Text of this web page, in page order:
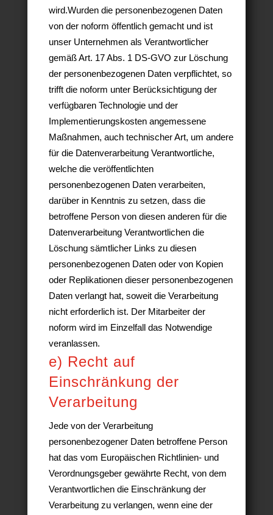
wird.Wurden die personenbezogenen Daten
von der noform öffentlich gemacht und ist
unser Unternehmen als Verantwortlicher
gemäß Art. 17 Abs. 1 DS-GVO zur Löschung
der personenbezogenen Daten verpflichtet, so
trifft die noform unter Berücksichtigung der
verfügbaren Technologie und der
Implementierungskosten angemessene
Maßnahmen, auch technischer Art, um andere
für die Datenverarbeitung Verantwortliche,
welche die veröffentlichten
personenbezogenen Daten verarbeiten,
darüber in Kenntnis zu setzen, dass die
betroffene Person von diesen anderen für die
Datenverarbeitung Verantwortlichen die
Löschung sämtlicher Links zu diesen
personenbezogenen Daten oder von Kopien
oder Replikationen dieser personenbezogenen
Daten verlangt hat, soweit die Verarbeitung
nicht erforderlich ist. Der Mitarbeiter der
noform wird im Einzelfall das Notwendige
veranlassen.
e) Recht auf
Einschränkung der
Verarbeitung
Jede von der Verarbeitung
personenbezogener Daten betroffene Person
hat das vom Europäischen Richtlinien- und
Verordnungsgeber gewährte Recht, von dem
Verantwortlichen die Einschränkung der
Verarbeitung zu verlangen, wenn eine der